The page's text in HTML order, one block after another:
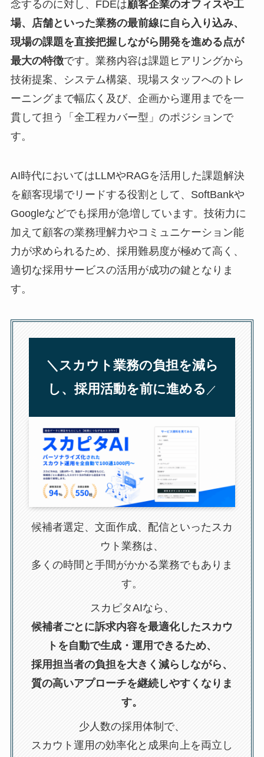
念するのに対し、FDEは顧客企業のオフィスや工
場、店舗といった業務の最前線に自ら入り込み、
現場の課題を直接把握しながら開発を進める点が
最大の特徴です。業務内容は課題ヒアリングから
技術提案、システム構築、現場スタッフへのトレ
ーニングまで幅広く及び、企画から運用までを一
貫して担う「全工程カバー型」のポジションで
す。
AI時代においてはLLMやRAGを活用した課題解決
を顧客現場でリードする役割として、SoftBankや
Googleなどでも採用が急増しています。技術力に
加えて顧客の業務理解力やコミュニケーション能
力が求められるため、採用難易度が極めて高く、
適切な採用サービスの活用が成功の鍵となりま
す。
＼スカウト業務の負担を減ら
し、採用活動を前に進める ／
候補者選定、文面作成、配信といったスカ
ウト業務は、
多くの時間と手間がかかる業務でもありま
す。
スカピタAIなら、
候補者ごとに訴求内容を最適化したスカウ
トを自動で生成・運用できるため、
採用担当者の負担を大きく減らしながら、
質の高いアプローチを継続しやすくなりま
す。
少人数の採用体制で、
スカウト運用の効率化と成果向上を両立し